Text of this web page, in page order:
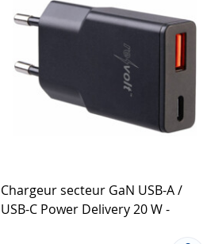
Chargeur secteur GaN USB-A /
USB-C Power Delivery 20 W -